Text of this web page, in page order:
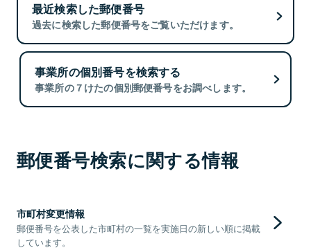
最近検索した郵便番号
過去に検索した郵便番号をご覧いただけます。
事業所の個別番号を検索する
事業所の７けたの個別郵便番号をお調べします。
郵便番号検索に関する情報
市町村変更情報
郵便番号を公表した市町村の一覧を実施日の新しい順に掲載
しています。